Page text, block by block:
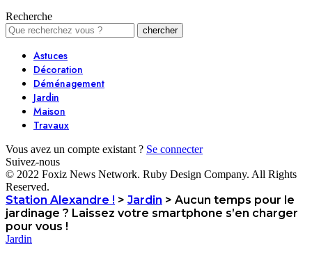
Recherche
Astuces
Décoration
Déménagement
Jardin
Maison
Travaux
Vous avez un compte existant ? Se connecter
Suivez-nous
© 2022 Foxiz News Network. Ruby Design Company. All Rights
Reserved.
Station Alexandre ! > Jardin > Aucun temps pour le
jardinage ? Laissez votre smartphone s’en charger
pour vous !
Jardin